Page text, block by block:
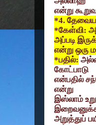
என்று
*4.
*கேள்வி:
அப்படி
என்று ஒரு
*பதில்:
கோட்பாடு
என்பதில்
என்று
இஸ்லாம்
அறுத்துப்